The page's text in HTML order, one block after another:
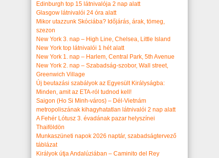
Edinburgh top 15 látnivalója 2 nap alatt
Glasgow látnivalói 24 óra alatt
Mikor utazzunk Skóciába? Időjárás, árak, tömeg,
szezon
New York 3. nap – High Line, Chelsea, Little Island
New York top látnivalói 1 hét alatt
New York 1. nap – Harlem, Central Park, 5th Avenue
New York 2. nap – Szabadság-szobor, Wall street,
Greenwich Village
Új beutazási szabályok az Egyesült Királyságba:
Minden, amit az ETA-ról tudnod kell!
Saigon (Ho Si Minh-város) – Dél-Vietnám
metropoliszának kihagyhatatlan látnivalói 2 nap alatt
A Fehér Lótusz 3. évadának pazar helyszínei
Thaiföldön
Munkaszüneti napok 2026 naptár, szabadságtervező
táblázat
Királyok útja Andalúziában – Caminito del Rey